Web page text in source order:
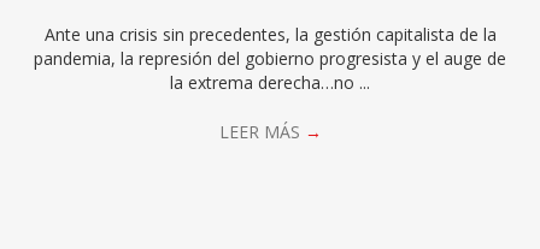
Ante una crisis sin precedentes, la gestión capitalista de la
pandemia, la represión del gobierno progresista y el auge de
la extrema derecha…no ...
LEER MÁS →